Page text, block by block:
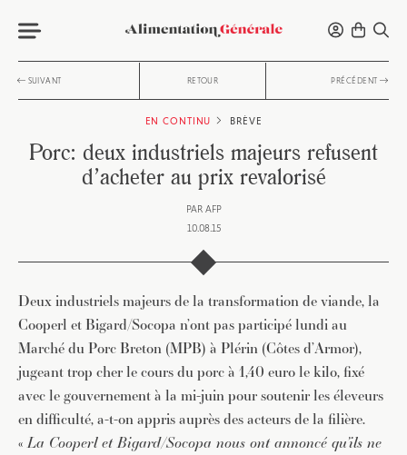
SUIVANT RETOUR PRÉCÉDENT
EN CONTINU BRÈVE
Porc: deux industriels majeurs refusent
d’acheter au prix revalorisé
PAR AFP
10.08.15
Deux industriels majeurs de la transformation de viande, la
Cooperl et Bigard/Socopa n’ont pas participé lundi au
Marché du Porc Breton (MPB) à Plérin (Côtes d’Armor),
jugeant trop cher le cours du porc à 1,40 euro le kilo, fixé
avec le gouvernement à la mi-juin pour soutenir les éleveurs
en difficulté, a-t-on appris auprès des acteurs de la filière.
«La Cooperl et Bigard/Socopa nous ont annoncé qu’ils ne